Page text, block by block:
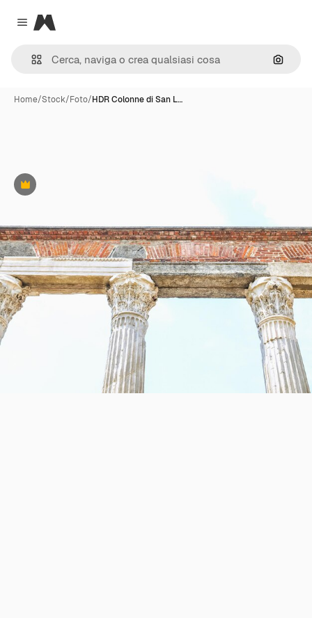
Close menu
Magnific
Cerca
Home/Stock/Foto/HDR Colonne di San L…
Premium